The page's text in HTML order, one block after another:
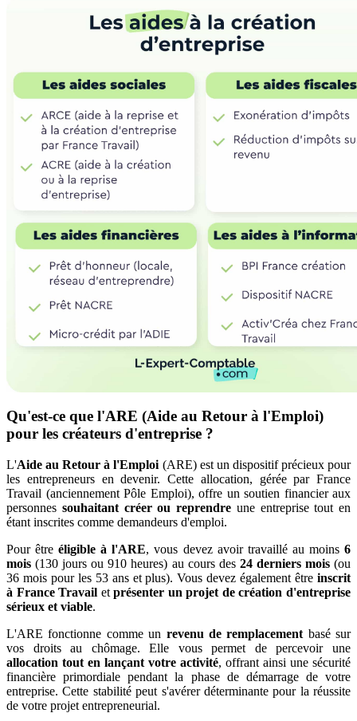
Qu'est-ce que l'ARE (Aide au Retour à l'Emploi)
pour les créateurs d'entreprise ?
L'Aide au Retour à l'Emploi (ARE) est un dispositif précieux pour
les entrepreneurs en devenir. Cette allocation, gérée par France
Travail (anciennement Pôle Emploi), offre un soutien financier aux
personnes souhaitant créer ou reprendre une entreprise tout en
étant inscrites comme demandeurs d'emploi.
Pour êtreéligible à l'ARE, vous devez avoir travaillé au moins6
mois(130 jours ou 910 heures) au cours des 24 derniers mois(ou
36 mois pour les 53 ans et plus). Vous devez également être inscrit
à France Travail etprésenter un projet de création d'entreprise
sérieux et viable.
L'ARE fonctionne comme un revenu de remplacement basé sur
vos droits au chômage. Elle vous permet de percevoir une
allocation tout en lançant votre activité, offrant ainsi une sécurité
financière primordiale pendant la phase de démarrage de votre
entreprise. Cette stabilité peut s'avérer déterminante pour la réussite
de votre projet entrepreneurial.